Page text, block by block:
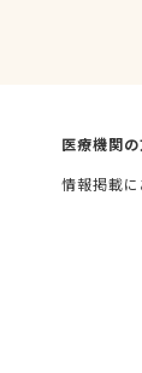
医療機関
情報掲載